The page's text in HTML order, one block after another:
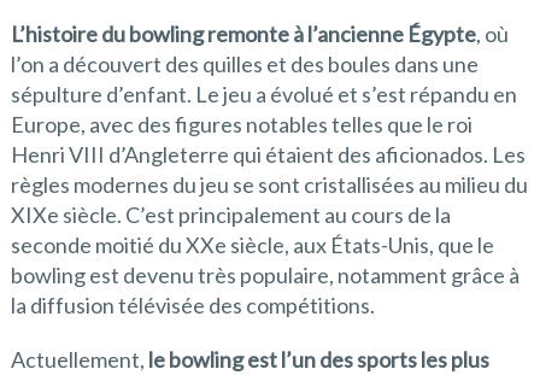
L’histoire du bowling remonte à l’ancienne Égypte, où
l’on a découvert des quilles et des boules dans une
sépulture d’enfant. Le jeu a évolué et s’est répandu en
Europe, avec des figures notables telles que le roi
Henri VIII d’Angleterre qui étaient des aficionados. Les
règles modernes du jeu se sont cristallisées au milieu du
XIXe siècle. C’est principalement au cours de la
seconde moitié du XXe siècle, aux États-Unis, que le
bowling est devenu très populaire, notamment grâce à
la diffusion télévisée des compétitions.
Actuellement, le bowling est l’un des sports les plus